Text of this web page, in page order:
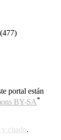
portal están
BY-SA*
y citado.